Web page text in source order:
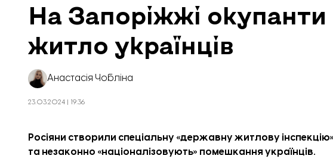
На Запоріжжі окупанти
житло українців
Анастасія Чобліна
23.03.2024 | 19:36
Росіяни створили спеціальну «державну житлову
та незаконно «націоналізовують» помешкання українців.